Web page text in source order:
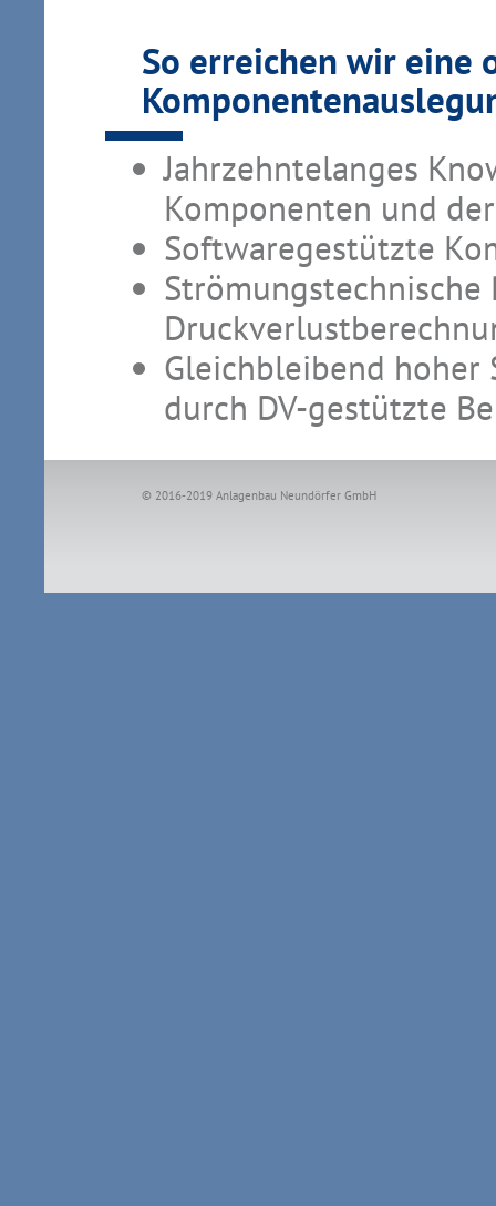
So erreichen wir eine
Jahrzehntelanges
Komponenten und
Softwaregestützte
Strömungstechnische
Gleichbleibend hoher
durch DV-gestützte
© 2016-2019 Anlagenbau Neundörfer GmbH